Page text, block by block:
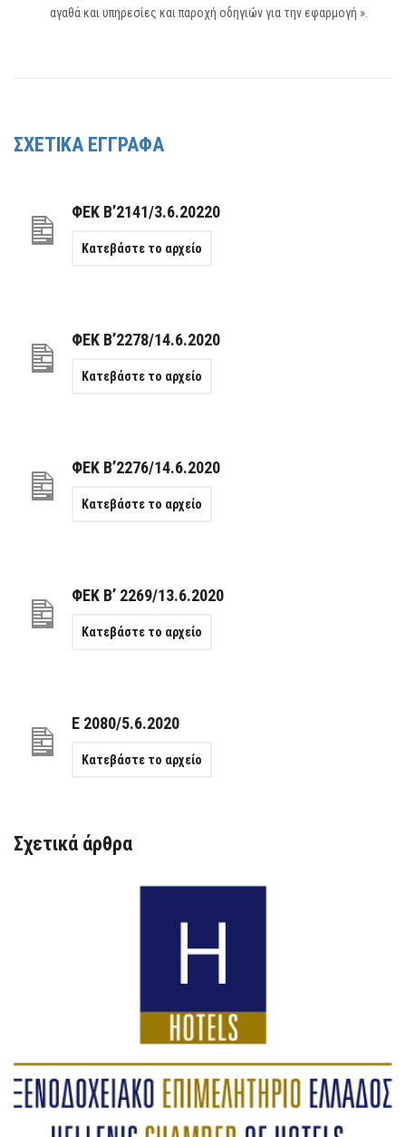
αγαθά και υπηρεσίες και παροχή οδηγιών για την εφαρμογή ».
ΣΧΕΤΙΚΑ ΕΓΓΡΑΦΑ
ΦΕΚ Β’2141/3.6.20220
Κατεβάστε το αρχείο
ΦΕΚ Β’2278/14.6.2020
Κατεβάστε το αρχείο
ΦΕΚ Β’2276/14.6.2020
Κατεβάστε το αρχείο
ΦΕΚ Β’ 2269/13.6.2020
Κατεβάστε το αρχείο
Ε 2080/5.6.2020
Κατεβάστε το αρχείο
Σχετικά άρθρα